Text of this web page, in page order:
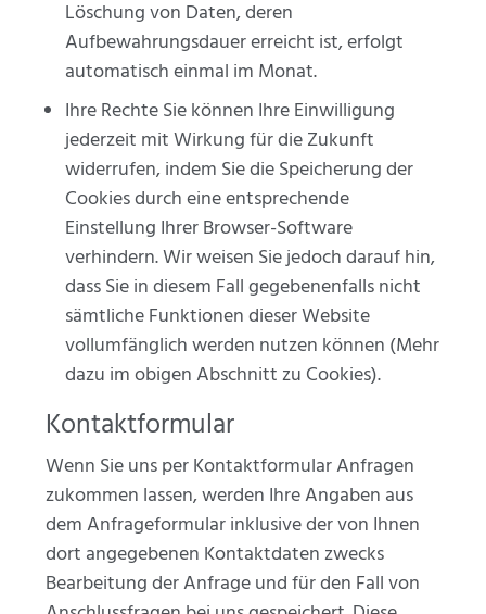
Löschung von Daten, deren
Aufbewahrungsdauer erreicht ist, erfolgt
automatisch einmal im Monat.
Ihre Rechte Sie können Ihre Einwilligung
jederzeit mit Wirkung für die Zukunft
widerrufen, indem Sie die Speicherung der
Cookies durch eine entsprechende
Einstellung Ihrer Browser-Software
verhindern. Wir weisen Sie jedoch darauf hin,
dass Sie in diesem Fall gegebenenfalls nicht
sämtliche Funktionen dieser Website
vollumfänglich werden nutzen können (Mehr
dazu im obigen Abschnitt zu Cookies).
Kontaktformular
Wenn Sie uns per Kontaktformular Anfragen
zukommen lassen, werden Ihre Angaben aus
dem Anfrageformular inklusive der von Ihnen
dort angegebenen Kontaktdaten zwecks
Bearbeitung der Anfrage und für den Fall von